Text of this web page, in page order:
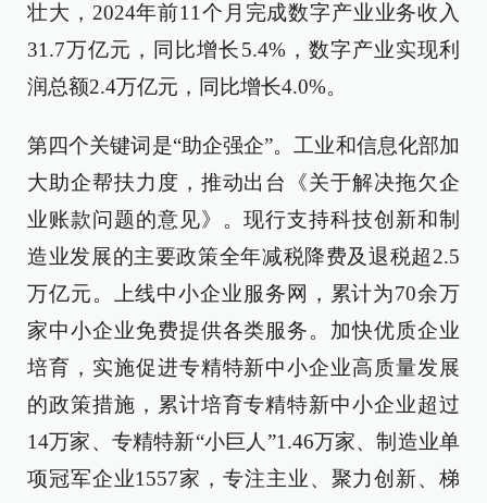
壮大，2024年前11个月完成数字产业业务收入
31.7万亿元，同比增长5.4%，数字产业实现利
润总额2.4万亿元，同比增长4.0%。
第四个关键词是“助企强企”。工业和信息化部加
大助企帮扶力度，推动出台《关于解决拖欠企
业账款问题的意见》。现行支持科技创新和制
造业发展的主要政策全年减税降费及退税超2.5
万亿元。上线中小企业服务网，累计为70余万
家中小企业免费提供各类服务。加快优质企业
培育，实施促进专精特新中小企业高质量发展
的政策措施，累计培育专精特新中小企业超过
14万家、专精特新“小巨人”1.46万家、制造业单
项冠军企业1557家，专注主业、聚力创新、梯